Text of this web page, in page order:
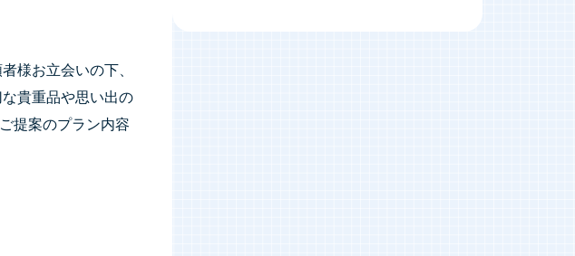
様お立会いの下、
貴重品や思い出の
提案のプラン内容